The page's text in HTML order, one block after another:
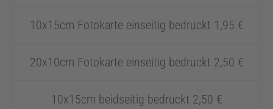
10x15cm Fotokarte einseitig bedruckt 1,95 €
20x10cm Fotokarte einseitig bedruckt 2,50 €
10x15cm beidseitig bedruckt 2,50 €